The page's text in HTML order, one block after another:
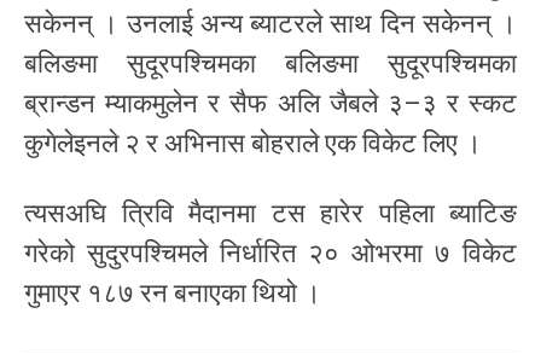
सकेनन् । उनलाई अन्य ब्याटरले साथ दिन सकेनन् ।
बलिङमा सुदूरपश्चिमका बलिङमा सुदूरपश्चिमका
ब्रान्डन म्याकमुलेन र सैफ अलि जैबले ३–३ र स्कट
कुगेलेइनले २ र अभिनास बोहराले एक विकेट लिए ।
त्यसअघि त्रिवि मैदानमा टस हारेर पहिला ब्याटिङ
गरेको सुदुरपश्चिमले निर्धारित २० ओभरमा ७ विकेट
गुमाएर १८७ रन बनाएका थियो ।